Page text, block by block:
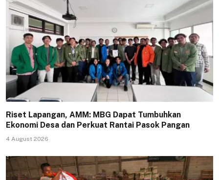
Riset Lapangan, AMM: MBG Dapat Tumbuhkan
Ekonomi Desa dan Perkuat Rantai Pasok Pangan
4 August 2026